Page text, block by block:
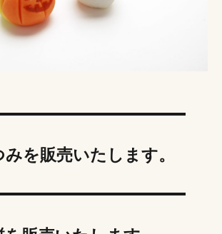
を販売いたします。